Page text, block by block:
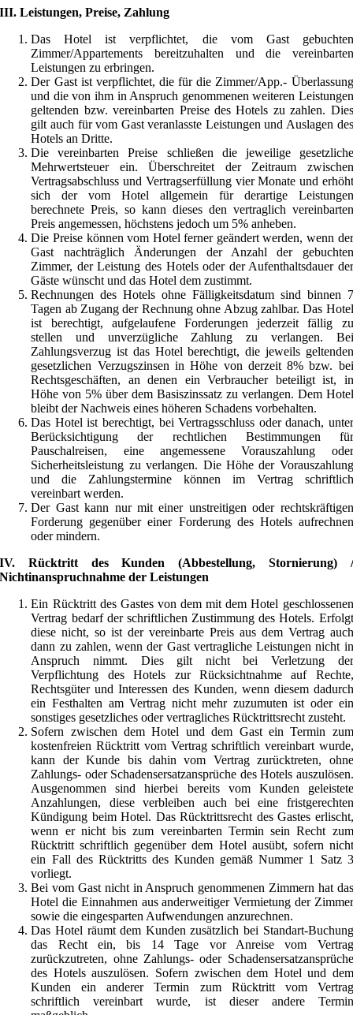
III. Leistungen, Preise, Zahlung
Das Hotel ist verpflichtet, die vom Gast gebuchten
Zimmer/Appartements bereitzuhalten und die vereinbarten
Leistungen zu erbringen.
Der Gast ist verpflichtet, die für die Zimmer/App.- Überlassung
und die von ihm in Anspruch genommenen weiteren Leistungen
geltenden bzw. vereinbarten Preise des Hotels zu zahlen. Dies
gilt auch für vom Gast veranlasste Leistungen und Auslagen des
Hotels an Dritte.
Die vereinbarten Preise schließen die jeweilige gesetzliche
Mehrwertsteuer ein. Überschreitet der Zeitraum zwischen
Vertragsabschluss und Vertragserfüllung vier Monate und erhöht
sich der vom Hotel allgemein für derartige Leistungen
berechnete Preis, so kann dieses den vertraglich vereinbarten
Preis angemessen, höchstens jedoch um 5% anheben.
Die Preise können vom Hotel ferner geändert werden, wenn der
Gast nachträglich Änderungen der Anzahl der gebuchten
Zimmer, der Leistung des Hotels oder der Aufenthaltsdauer der
Gäste wünscht und das Hotel dem zustimmt.
Rechnungen des Hotels ohne Fälligkeitsdatum sind binnen 7
Tagen ab Zugang der Rechnung ohne Abzug zahlbar. Das Hotel
ist berechtigt, aufgelaufene Forderungen jederzeit fällig zu
stellen und unverzügliche Zahlung zu verlangen. Bei
Zahlungsverzug ist das Hotel berechtigt, die jeweils geltenden
gesetzlichen Verzugszinsen in Höhe von derzeit 8% bzw. bei
Rechtsgeschäften, an denen ein Verbraucher beteiligt ist, in
Höhe von 5% über dem Basiszinssatz zu verlangen. Dem Hotel
bleibt der Nachweis eines höheren Schadens vorbehalten.
Das Hotel ist berechtigt, bei Vertragsschluss oder danach, unter
Berücksichtigung der rechtlichen Bestimmungen für
Pauschalreisen, eine angemessene Vorauszahlung oder
Sicherheitsleistung zu verlangen. Die Höhe der Vorauszahlung
und die Zahlungstermine können im Vertrag schriftlich
vereinbart werden.
Der Gast kann nur mit einer unstreitigen oder rechtskräftigen
Forderung gegenüber einer Forderung des Hotels aufrechnen
oder mindern.
IV. Rücktritt des Kunden (Abbestellung, Stornierung) /
Nichtinanspruchnahme der Leistungen
Ein Rücktritt des Gastes von dem mit dem Hotel geschlossenen
Vertrag bedarf der schriftlichen Zustimmung des Hotels. Erfolgt
diese nicht, so ist der vereinbarte Preis aus dem Vertrag auch
dann zu zahlen, wenn der Gast vertragliche Leistungen nicht in
Anspruch nimmt. Dies gilt nicht bei Verletzung der
Verpflichtung des Hotels zur Rücksichtnahme auf Rechte,
Rechtsgüter und Interessen des Kunden, wenn diesem dadurch
ein Festhalten am Vertrag nicht mehr zuzumuten ist oder ein
sonstiges gesetzliches oder vertragliches Rücktrittsrecht zusteht.
Sofern zwischen dem Hotel und dem Gast ein Termin zum
kostenfreien Rücktritt vom Vertrag schriftlich vereinbart wurde,
kann der Kunde bis dahin vom Vertrag zurücktreten, ohne
Zahlungs- oder Schadensersatzansprüche des Hotels auszulösen.
Ausgenommen sind hierbei bereits vom Kunden geleistete
Anzahlungen, diese verbleiben auch bei eine fristgerechten
Kündigung beim Hotel. Das Rücktrittsrecht des Gastes erlischt,
wenn er nicht bis zum vereinbarten Termin sein Recht zum
Rücktritt schriftlich gegenüber dem Hotel ausübt, sofern nicht
ein Fall des Rücktritts des Kunden gemäß Nummer 1 Satz 3
vorliegt.
Bei vom Gast nicht in Anspruch genommenen Zimmern hat das
Hotel die Einnahmen aus anderweitiger Vermietung der Zimmer
sowie die eingesparten Aufwendungen anzurechnen.
Das Hotel räumt dem Kunden zusätzlich bei Standart-Buchung
das Recht ein, bis 14 Tage vor Anreise vom Vertrag
zurückzutreten, ohne Zahlungs- oder Schadensersatzansprüche
des Hotels auszulösen. Sofern zwischen dem Hotel und dem
Kunden ein anderer Termin zum Rücktritt vom Vertrag
schriftlich vereinbart wurde, ist dieser andere Termin